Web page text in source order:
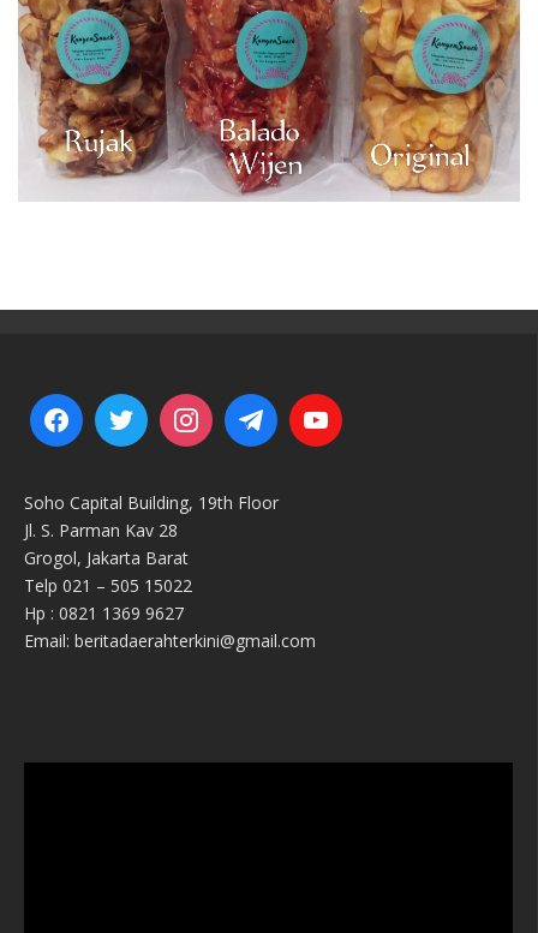
Soho Capital Building, 19th Floor
Jl. S. Parman Kav 28
Grogol, Jakarta Barat
Telp 021 – 505 15022
Hp : 0821 1369 9627
Email: beritadaerahterkini@gmail.com